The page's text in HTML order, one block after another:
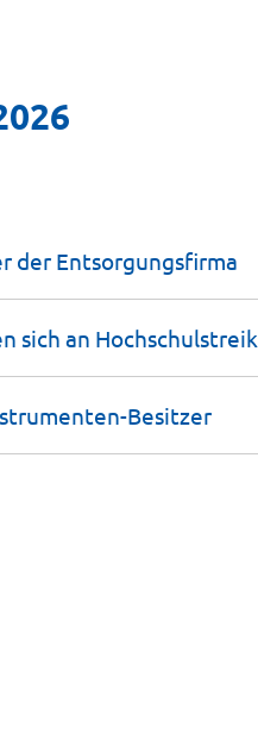
der Entsorgungsfirma
sich an Hochschulstreik
Besitzer